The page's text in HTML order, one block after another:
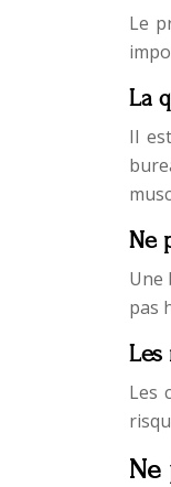
Le
La
Il
Ne
Une
pas
Les
Les
Ne